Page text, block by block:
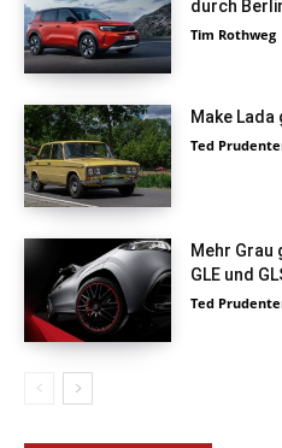
durch
Tim Rothweg
Make Lada
Ted
Mehr Grau
GLE und
Ted